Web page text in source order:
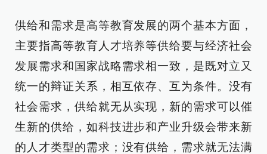
供给和需求是高等教育发展的两个基本方面，
主要指高等教育人才培养等供给要与经济社会
发展需求和国家战略需求相一致，是既对立又
统一的辩证关系，相互依存、互为条件。没有
社会需求，供给就无从实现，新的需求可以催
生新的供给，如科技进步和产业升级会带来新
的人才类型的需求；没有供给，需求就无法满